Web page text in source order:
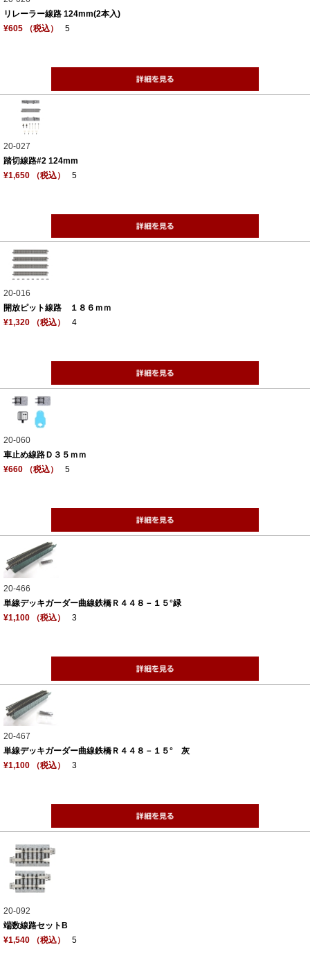
リレーラー線路 124mm(2本入)
¥605 （税込）
5
20-027
踏切線路#2 124mm
¥1,650 （税込）
5
20-016
開放ピット線路 １８６ｍｍ
¥1,320 （税込）
4
20-060
車止め線路Ｄ３５ｍｍ
¥660 （税込）
5
20-466
単線デッキガーダー曲線鉄橋Ｒ４４８－１５°緑
¥1,100 （税込）
3
20-467
単線デッキガーダー曲線鉄橋Ｒ４４８－１５° 灰
¥1,100 （税込）
3
20-092
端数線路セットB
¥1,540 （税込）
5